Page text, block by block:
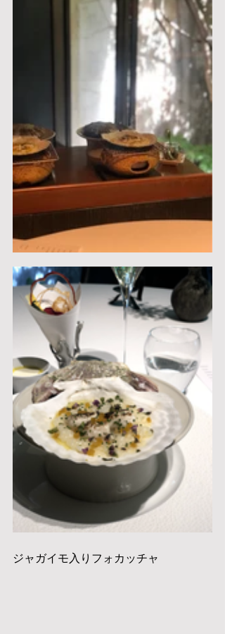
ジャガイモ入りフォカッチャ